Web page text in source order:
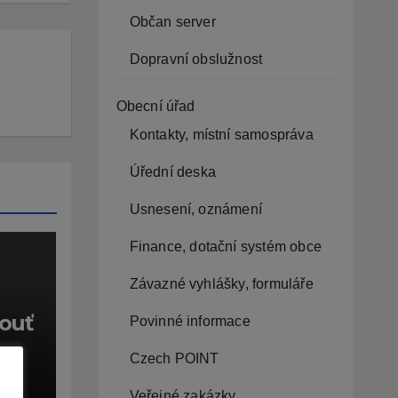
Občan server
Dopravní obslužnost
Obecní úřad
Kontakty, místní samospráva
Úřední deska
Usnesení, oznámení
Finance, dotační systém obce
Závazné vyhlášky, formuláře
Povinné informace
Czech POINT